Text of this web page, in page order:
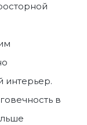
интерьер.
в